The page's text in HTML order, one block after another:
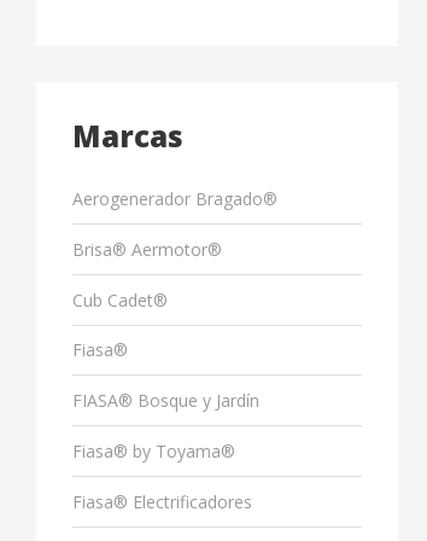
Marcas
Aerogenerador Bragado®
Brisa® Aermotor®
Cub Cadet®
Fiasa®
FIASA® Bosque y Jardín
Fiasa® by Toyama®
Fiasa® Electrificadores